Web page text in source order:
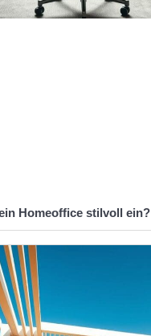
Homeoffice stilvoll ein?